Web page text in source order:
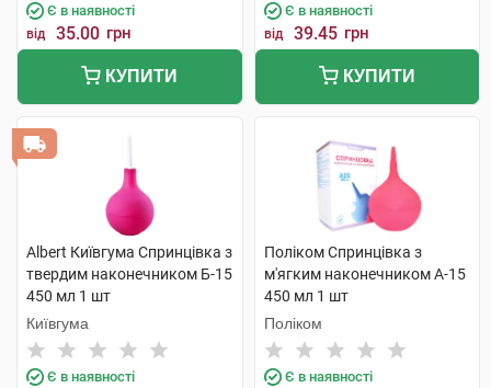
Є в наявності
від 35.00 грн
КУПИТИ
Є в наявності
від 39.45 грн
КУПИТИ
Albert Київгума Спринцівка з
твердим наконечником Б-15
450 мл 1 шт
Київгума
Є в наявності
Поліком Спринцівка з
м'ягким наконечником А-15
450 мл 1 шт
Поліком
Є в наявності